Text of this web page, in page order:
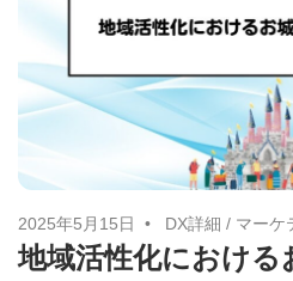
2025年5月15日 DX詳細 / マーケ
地域活性化における